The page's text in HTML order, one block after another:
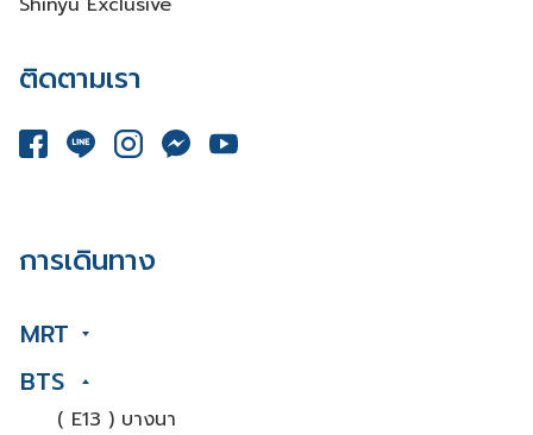
ติดตามเรา
การเดินทาง
MRT
BTS
( E13 ) บางนา